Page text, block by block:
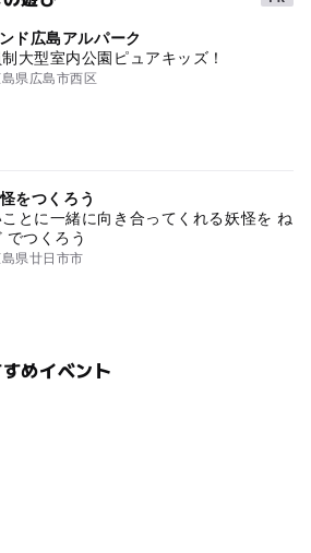
ド広島アルパーク
大型室内公園ピュアキッズ！
島県広島市西区
をつくろう
とに一緒に向き合ってくれる妖怪を ね
でつくろう
島県廿日市市
めイベント